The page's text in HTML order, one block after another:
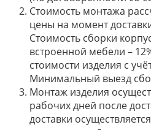
Стоимость монтажа
цены на момент
Стоимость сборки
встроенной мебели –
стоимости изделия с
Минимальный выезд
Монтаж изделия
рабочих дней после
доставки